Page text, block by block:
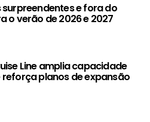
surpreendentes e fora do
o verão de 2026 e 2027
Line amplia capacidade
reforça planos de expansão